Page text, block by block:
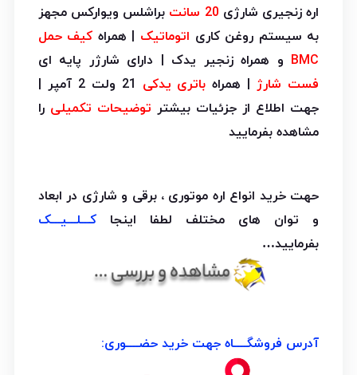
اره زنجیری شارژی 20 سانت
براشلس ویوارکس مجهز
به سیستم روغن کاری اتوماتیک | همراه کیف حمل
BMC و همراه زنجیر یدک | دارای شارژر پایه ای
فست شارژ | همراه باتری یدکی
21 ولت 2 آمپر |
جهت اطلاع از جزئیات بیشتر توضیحات تکمیلی را
مشاهده بفرمایید
حهت خرید انواع اره موتوری ، برقی و شارژی در ابعاد
و توان های مختلف لطفا اینجاکـــلـــیـــک
بفرمایید…
آدرس فروشگــــاه جهت خرید حضــــوری: